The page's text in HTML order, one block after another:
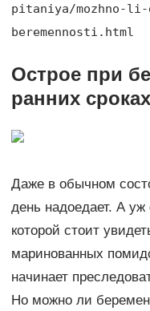
pitaniya/mozhno-
beremennosti.html
Острое при
ранних сроках
Даже в обычном
день надоедает. А
которой стоит
маринованных
начинает
Но можно ли